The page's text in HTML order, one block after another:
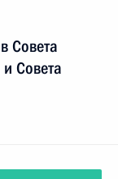
Совета
Совета